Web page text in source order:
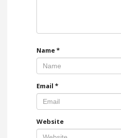
Name*
Email *
Website